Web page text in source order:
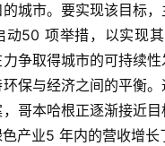
城市。要实现该目标
动50 项举措，以实现
争取得城市的可持续
保与经济之间的平衡
哥本哈根正逐渐接近目
产业5 年内的营收增长